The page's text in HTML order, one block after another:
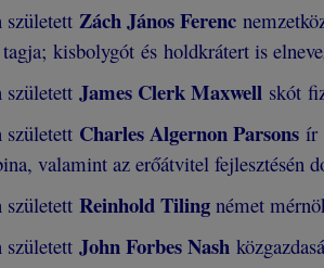
született Zách János Ferenc
tagja; kisbolygót és holdkrátert is
született James Clerk Maxwell skót
született Charles Algernon Parsons ír
valamint az erőátvitel fejlesztésén
született Reinhold Tiling német
született John Forbes Nash